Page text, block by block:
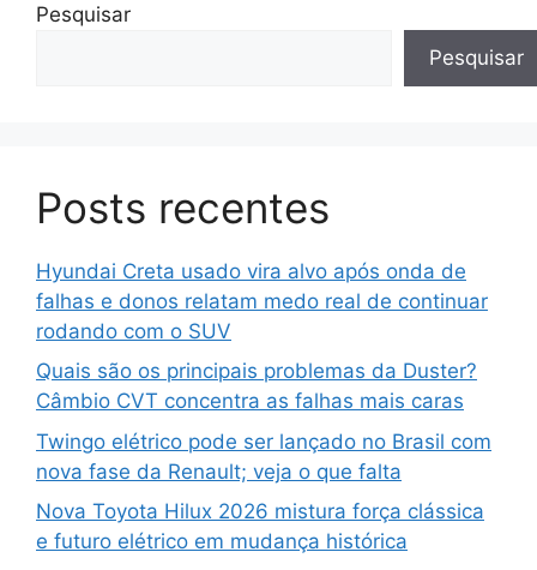
Pesquisar
Pesquisar
Posts recentes
Hyundai Creta usado vira alvo após onda de
falhas e donos relatam medo real de continuar
rodando com o SUV
Quais são os principais problemas da Duster?
Câmbio CVT concentra as falhas mais caras
Twingo elétrico pode ser lançado no Brasil com
nova fase da Renault; veja o que falta
Nova Toyota Hilux 2026 mistura força clássica
e futuro elétrico em mudança histórica